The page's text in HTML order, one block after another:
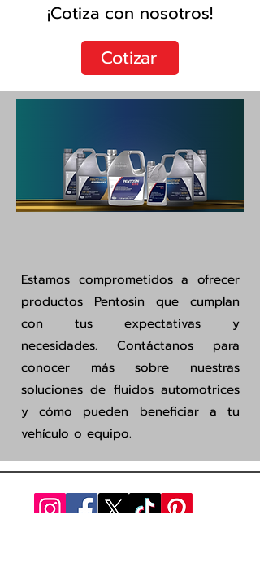
¡Cotiza con nosotros!
Cotizar
Estamos comprometidos a ofrecer
productos Pentosin que cumplan
con tus expectativas y
necesidades. Contáctanos para
conocer más sobre nuestras
soluciones de fluidos automotrices
y cómo pueden beneficiar a tu
vehículo o equipo.